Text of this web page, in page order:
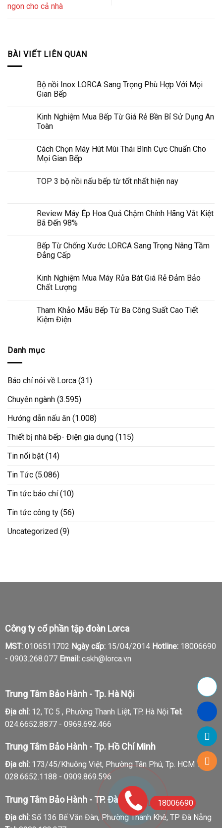
ngon cho cả nhà
BÀI VIẾT LIÊN QUAN
Bộ nồi Inox LORCA Sang Trọng Phù Hợp Với Mọi
Gian Bếp
Kinh Nghiệm Mua Bếp Từ Giá Rẻ Bền Bỉ Sử Dụng An
Toàn
Cách Chọn Máy Hút Mùi Thái Bình Cực Chuẩn Cho
Mọi Gian Bếp
TOP 3 bộ nồi nấu bếp từ tốt nhất hiện nay
Review Máy Ép Hoa Quả Chậm Chính Hãng Vắt Kiệt
Bã Đến 98%
Bếp Từ Chống Xước LORCA Sang Trọng Nâng Tầm
Đẳng Cấp
Kinh Nghiệm Mua Máy Rửa Bát Giá Rẻ Đảm Bảo
Chất Lượng
Tham Khảo Mẫu Bếp Từ Ba Công Suất Cao Tiết
Kiệm Điện
Danh mục
Báo chí nói về Lorca (31)
Chuyên ngành (3.595)
Hướng dẫn nấu ăn (1.008)
Thiết bị nhà bếp- Điện gia dụng (115)
Tin nổi bật (14)
Tin Tức (5.086)
Tin tức báo chí(10)
Tin tức công ty (56)
Uncategorized (9)
Công ty cổ phần tập đoàn Lorca
MST:0106511702 Ngày cấp:15/04/2014 Hotline:18006690
- 0903.268.077 Email:cskh@lorca.vn
Trung Tâm Bảo Hành - Tp. Hà Nội
Địa chỉ:12, TC 5 , Phường Thanh Liệt, TP. Hà Nội Tel:
024.6652.8877 - 0969.692.466
Trung Tâm Bảo Hành - Tp. Hồ Chí Minh
Địa chỉ:173/45/Khuông Việt, Phường Tân Phú, Tp. HCM Tel:
028.6652.1188 - 0909.869.596
Trung Tâm Bảo Hành - TP. Đà Nẵng
Địa chỉ:Số 136 Bế Văn Đàn, Phường Thanh Khê, TP Đà Nẵng
18006690